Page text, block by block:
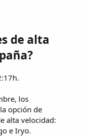
de alta
los
opción de
alta velocidad:
e Iryo.